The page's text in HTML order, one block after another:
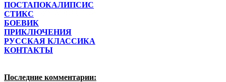
ПОСТАПОКАЛИПСИС
СТИКС
БОЕВИК
ПРИКЛЮЧЕНИЯ
РУССКАЯ КЛАССИКА
КОНТАКТЫ
Последние комментарии: